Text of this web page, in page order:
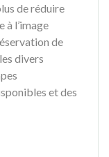
de réduire
à l’image
de
divers
et des